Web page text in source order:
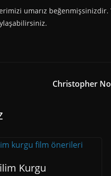
umarız beğenmişsinizdir.
Christopher
Kurgu